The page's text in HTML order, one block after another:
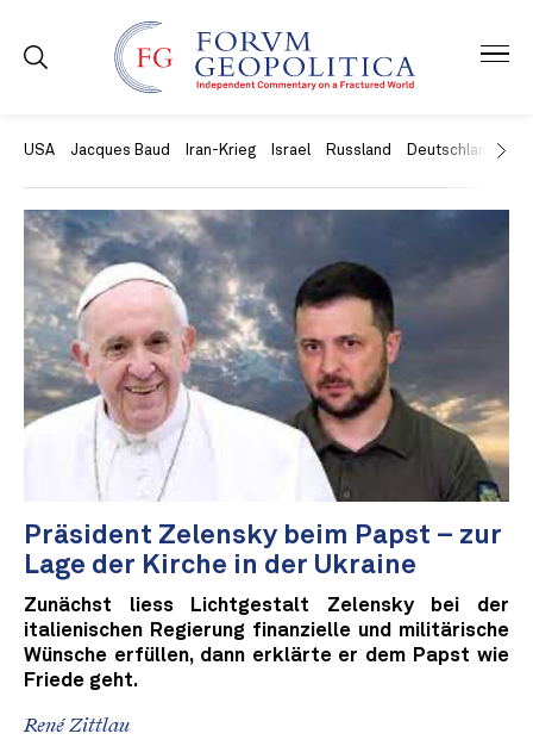
USA Jacques Baud Iran-Krieg Israel Russland Deutschland
Präsident Zelensky beim Papst – zur
Lage der Kirche in der Ukraine
Zunächst liess Lichtgestalt Zelensky bei der
italienischen Regierung finanzielle und militärische
Wünsche erfüllen, dann erklärte er dem Papst wie
Friede geht.
René Zittlau